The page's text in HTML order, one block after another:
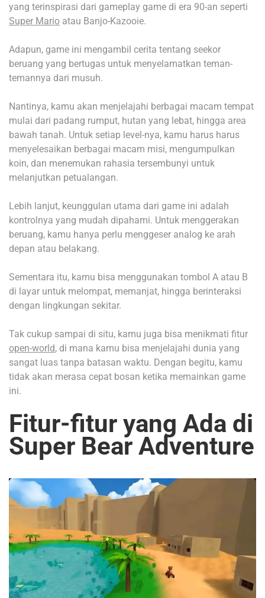
yang terinspirasi dari gameplay game di era 90-an seperti
Super Mario atau Banjo-Kazooie.
Adapun, game ini mengambil cerita tentang seekor
beruang yang bertugas untuk menyelamatkan teman-
temannya dari musuh.
Nantinya, kamu akan menjelajahi berbagai macam tempat
mulai dari padang rumput, hutan yang lebat, hingga area
bawah tanah. Untuk setiap level-nya, kamu harus harus
menyelesaikan berbagai macam misi, mengumpulkan
koin, dan menemukan rahasia tersembunyi untuk
melanjutkan petualangan.
Lebih lanjut, keunggulan utama dari game ini adalah
kontrolnya yang mudah dipahami. Untuk menggerakan
beruang, kamu hanya perlu menggeser analog ke arah
depan atau belakang.
Sementara itu, kamu bisa menggunakan tombol A atau B
di layar untuk melompat, memanjat, hingga berinteraksi
dengan lingkungan sekitar.
Tak cukup sampai di situ, kamu juga bisa menikmati fitur
open-world, di mana kamu bisa menjelajahi dunia yang
sangat luas tanpa batasan waktu. Dengan begitu, kamu
tidak akan merasa cepat bosan ketika memainkan game
ini.
Fitur-fitur yang Ada di
Super Bear Adventure